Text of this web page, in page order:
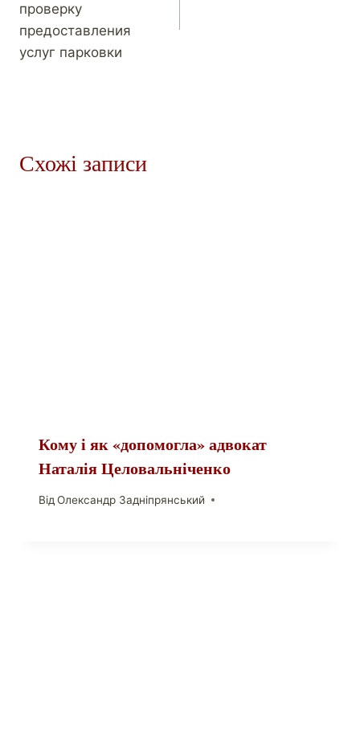
проверку
предоставления
услуг парковки
Схожі записи
Кому і як «допомогла» адвокат
Наталія Целовальніченко
Від Олександр Задніпрянський